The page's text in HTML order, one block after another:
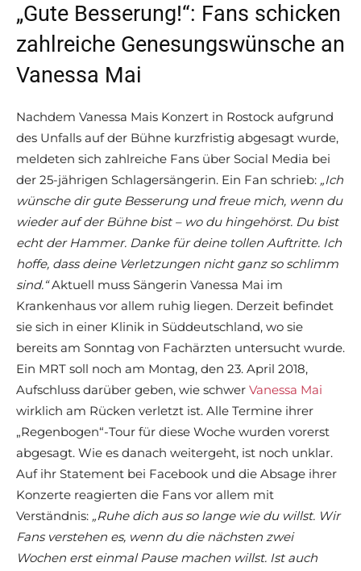
„Gute Besserung!“: Fans schicken
zahlreiche Genesungswünsche an
Vanessa Mai
Nachdem Vanessa Mais Konzert in Rostock aufgrund
des Unfalls auf der Bühne kurzfristig abgesagt wurde,
meldeten sich zahlreiche Fans über Social Media bei
der 25-jährigen Schlagersängerin. Ein Fan schrieb: „Ich
wünsche dir gute Besserung und freue mich, wenn du
wieder auf der Bühne bist – wo du hingehörst. Du bist
echt der Hammer. Danke für deine tollen Auftritte. Ich
hoffe, dass deine Verletzungen nicht ganz so schlimm
sind.“Aktuell muss Sängerin Vanessa Mai im
Krankenhaus vor allem ruhig liegen. Derzeit befindet
sie sich in einer Klinik in Süddeutschland, wo sie
bereits am Sonntag von Fachärzten untersucht wurde.
Ein MRT soll noch am Montag, den 23. April 2018,
Aufschluss darüber geben, wie schwer Vanessa Mai
wirklich am Rücken verletzt ist. Alle Termine ihrer
„Regenbogen“-Tour für diese Woche wurden vorerst
abgesagt. Wie es danach weitergeht, ist noch unklar.
Auf ihr Statement bei Facebook und die Absage ihrer
Konzerte reagierten die Fans vor allem mit
Verständnis: „Ruhe dich aus so lange wie du willst. Wir
Fans verstehen es, wenn du die nächsten zwei
Wochen erst einmal Pause machen willst. Ist auch